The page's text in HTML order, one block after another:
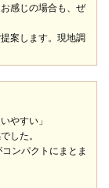
感じの場合も、ぜ
案します。現地調
やすい」
した。
ンパクトにまとま